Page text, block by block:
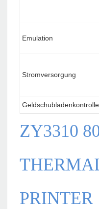
Emulation
Stromversorgung
Geldschubladenkontrolle
ZY3310
PRINTER